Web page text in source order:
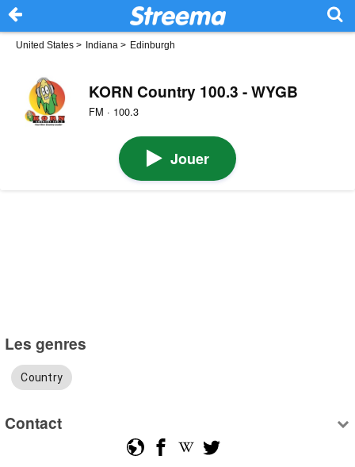
United States > Indiana > Edinburgh
KORN Country 100.3 - WYGB
FM · 100.3
Jouer
Les genres
Country
Contact